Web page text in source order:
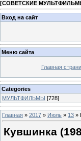
[СОВЕТСКИЕ
Вход на сайт
Меню сайта
Главная
Categories
МУЛЬТФИЛЬМЫ [728]
Главная » 2017 » Июль » 13 »
Кувшинка